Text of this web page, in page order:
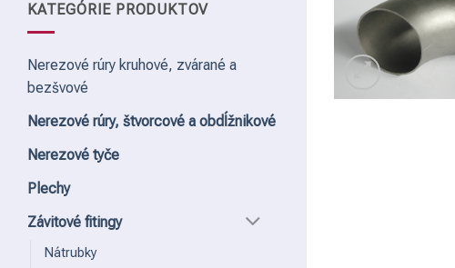
KATEGÓRIE PRODUKTOV
Nerezové rúry kruhové, zvárané a
bezšvové
Nerezové rúry, štvorcové a obdĺžnikové
Nerezové tyče
Plechy
Závitové fitingy
Nátrubky